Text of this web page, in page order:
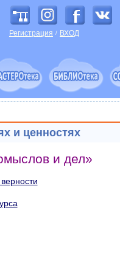
Регистрация / ВХОД
и ценностях
и дел»